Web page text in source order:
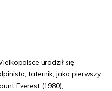
urodził się
taternik; jako pierwszy
Everest (1980),